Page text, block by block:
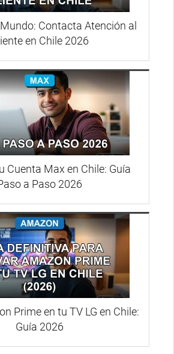
Contacta Atención al
en Chile 2026
Cuenta Max en Chile: Guía
a Paso 2026
Prime en tu TV LG en Chile:
Guía 2026